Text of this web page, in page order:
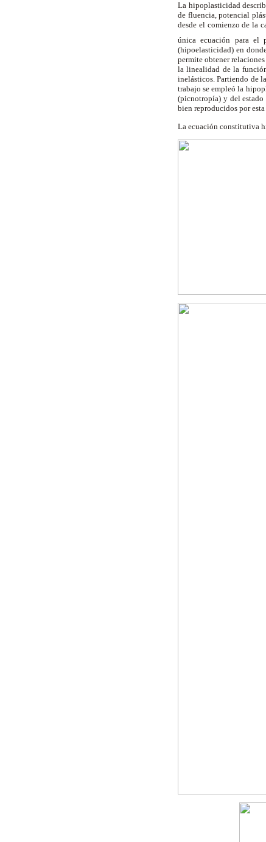
La hipoplasticidad
de fluencia, potencial
desde el comienzo de la
única ecuación para el
(hipoelasticidad) en
permite obtener
la linealidad de la
inelásticos. Partiendo de
trabajo se empleó la
(picnotropía) y del estado
bien reproducidos por
La ecuación constitutiva